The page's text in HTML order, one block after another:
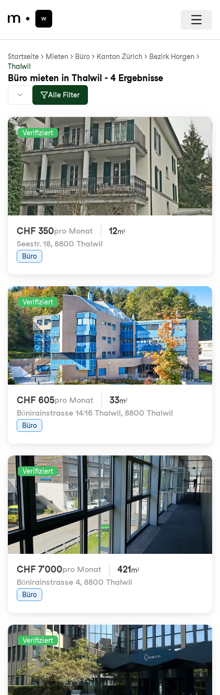
Startseite Mieten Büro Kanton Zürich
Bezirk Horgen
Thalwil
Büro mieten in Thalwil - 4 Ergebnisse
Alle Filter
Verifiziert
CHF 350pro Monat 12m²
Seestr. 18, 8800 Thalwil
Büro
Verifiziert
CHF 605pro Monat 33m²
Bönirainstrasse 14/16 Thalwil, 8800 Thalwil
Büro
Verifiziert
CHF 7'000pro Monat 421 m²
Bönirainstrasse 4, 8800 Thalwil
Büro
Verifiziert